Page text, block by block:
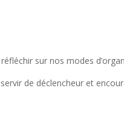
sur nos modes
de déclencheur et